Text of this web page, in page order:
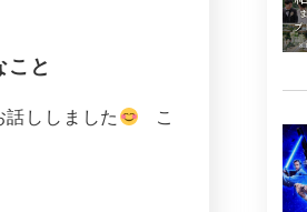
こと
ししました
こ